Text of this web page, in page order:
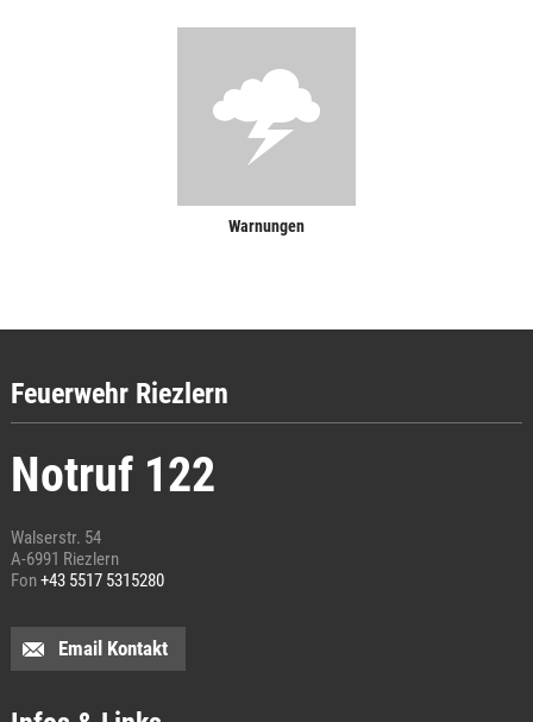
Warnungen
Feuerwehr Riezlern
Notruf 122
Walserstr. 54
A-6991 Riezlern
Fon+43 5517 5315280
Email Kontakt